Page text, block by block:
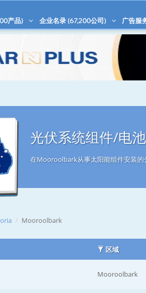
产品) 企业名录 (67,200公司) 广告服
光伏系统组件/电
在Mooroolbark从事太阳能组件安装的
Mooroolbark
区域
Mooroolbark